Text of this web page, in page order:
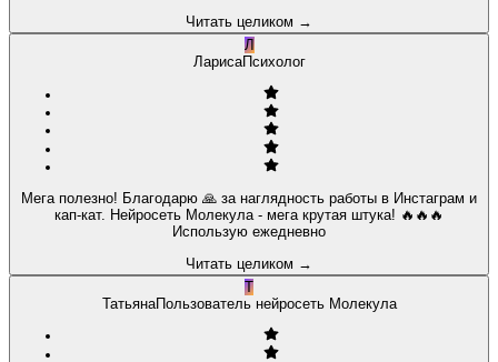
Читать целиком →
Л
ЛарисаПсихолог
Мега полезно! Благодарю 🙏 за наглядность работы в Инстаграм и
кап-кат. Нейросеть Молекула - мега крутая штука! 🔥🔥🔥
Использую ежедневно
Читать целиком →
Т
ТатьянаПользователь нейросеть Молекула